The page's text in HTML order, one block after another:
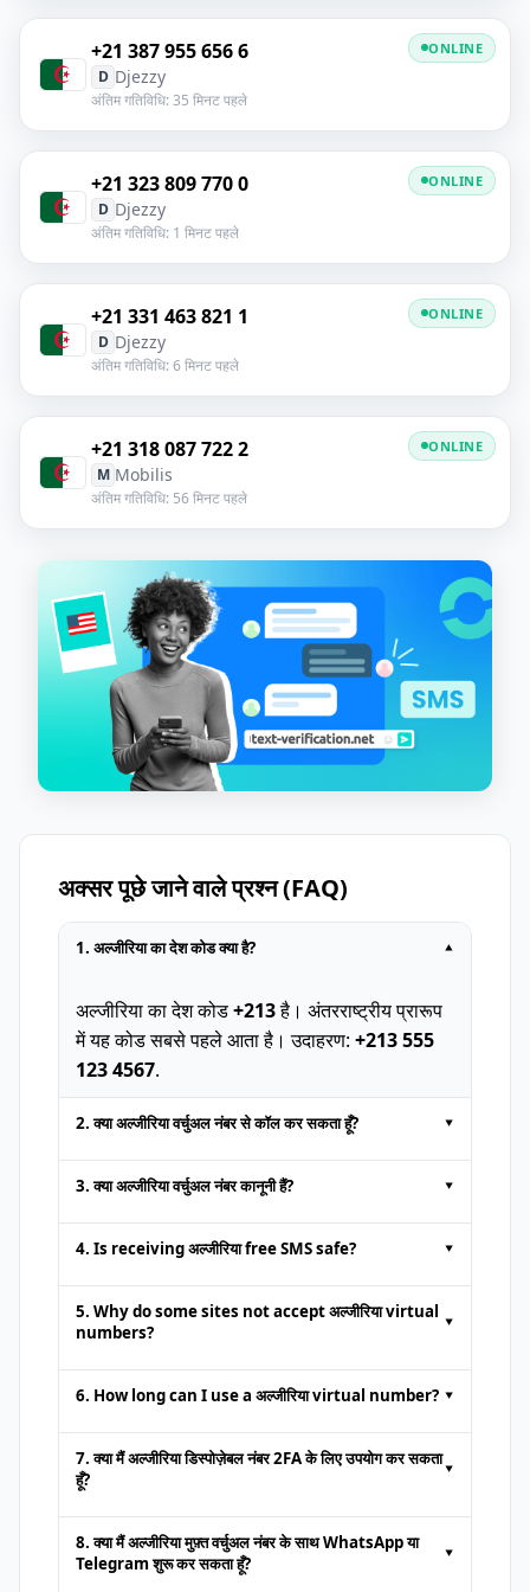
+21 387 955 656 6
D Djezzy
अंतिम गतिविधि: 35 मिनट पहले
ONLINE
+21 323 809 770 0
D Djezzy
अंतिम गतिविधि: 1 मिनट पहले
ONLINE
+21 331 463 821 1
D Djezzy
अंतिम गतिविधि: 6 मिनट पहले
ONLINE
+21 318 087 722 2
M Mobilis
अंतिम गतिविधि: 56 मिनट पहले
ONLINE
अक्सर पूछे जाने वाले प्रश्न (FAQ)
1. अल्जीरिया का देश कोड क्या है? ▾
अल्जीरिया का देश कोड+213है। अंतरराष्ट्रीय प्रारूप
में यह कोड सबसे पहले आता है। उदाहरण: +213 555
123 4567.
2. क्या अल्जीरिया वर्चुअल नंबर से कॉल कर सकता हूँ? ▾
ऑनलाइन प्लेटफ़ॉर्म के अस्थायी नंबर सामान्यतः केवल
एसएमएस प्राप्त करने
के लिए होते हैं। वॉयस कॉल या
3. क्या अल्जीरिया वर्चुअल नंबर कानूनी हैं? ▾
हाँ। ऑनलाइन एसएमएस प्राप्त करना
और पहचान
सत्यापन जैसे कार्यों के लिए यह कानूनी है; अवैध उपयोग
4. Is receiving अल्जीरिया free SMS safe? ▾
It is safe to getfree SMS onlinefrom
reputable platforms. However, since
avoid receiving sensitive or private
5. Why do some sites not accept अल्जीरिया virtual
numbers?
▾
Some websites block numbers from
online SMS
accounts. In such cases, try a different
provider or a premium dedicated number
6. How long can I use a अल्जीरिया virtual number? ▾
This depends on the provider
7. क्या मैं अल्जीरिया डिस्पोज़ेबल नंबर 2FA के लिए उपयोग कर सकता
हूँ?
▾
हाँ, अस्थायी नंबरों
के साथ दो-कारक प्रमाणीकरण संभव
है। हालांकि कुछ बैंक या अति सुरक्षित साइट केवल
8. क्या मैं अल्जीरिया मुफ़्त वर्चुअल नंबर के साथ WhatsApp या
Telegram शुरू कर सकता हूँ?
▾